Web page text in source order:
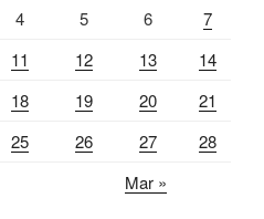
4 5 6
7
11 12 13
14
18 19 20
21
25 26 27
28
Mar »